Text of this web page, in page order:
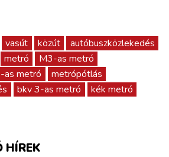
vasút közút
autóbuszközlekedés
metró
M3-as metró
as metró
metrópótlás
bkv 3-as metró
kék metró
HÍREK